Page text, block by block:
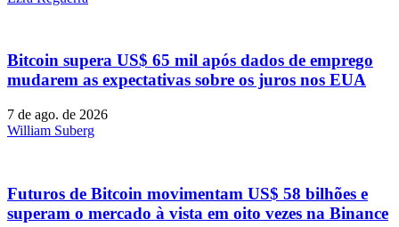
Bitcoin supera US$ 65 mil após dados de emprego
mudarem as expectativas sobre os juros nos EUA
7 de ago. de 2026
William Suberg
Futuros de Bitcoin movimentam US$ 58 bilhões e
superam o mercado à vista em oito vezes na Binance